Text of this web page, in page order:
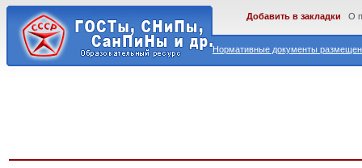
Нормативные документы
Добавить в закладки О